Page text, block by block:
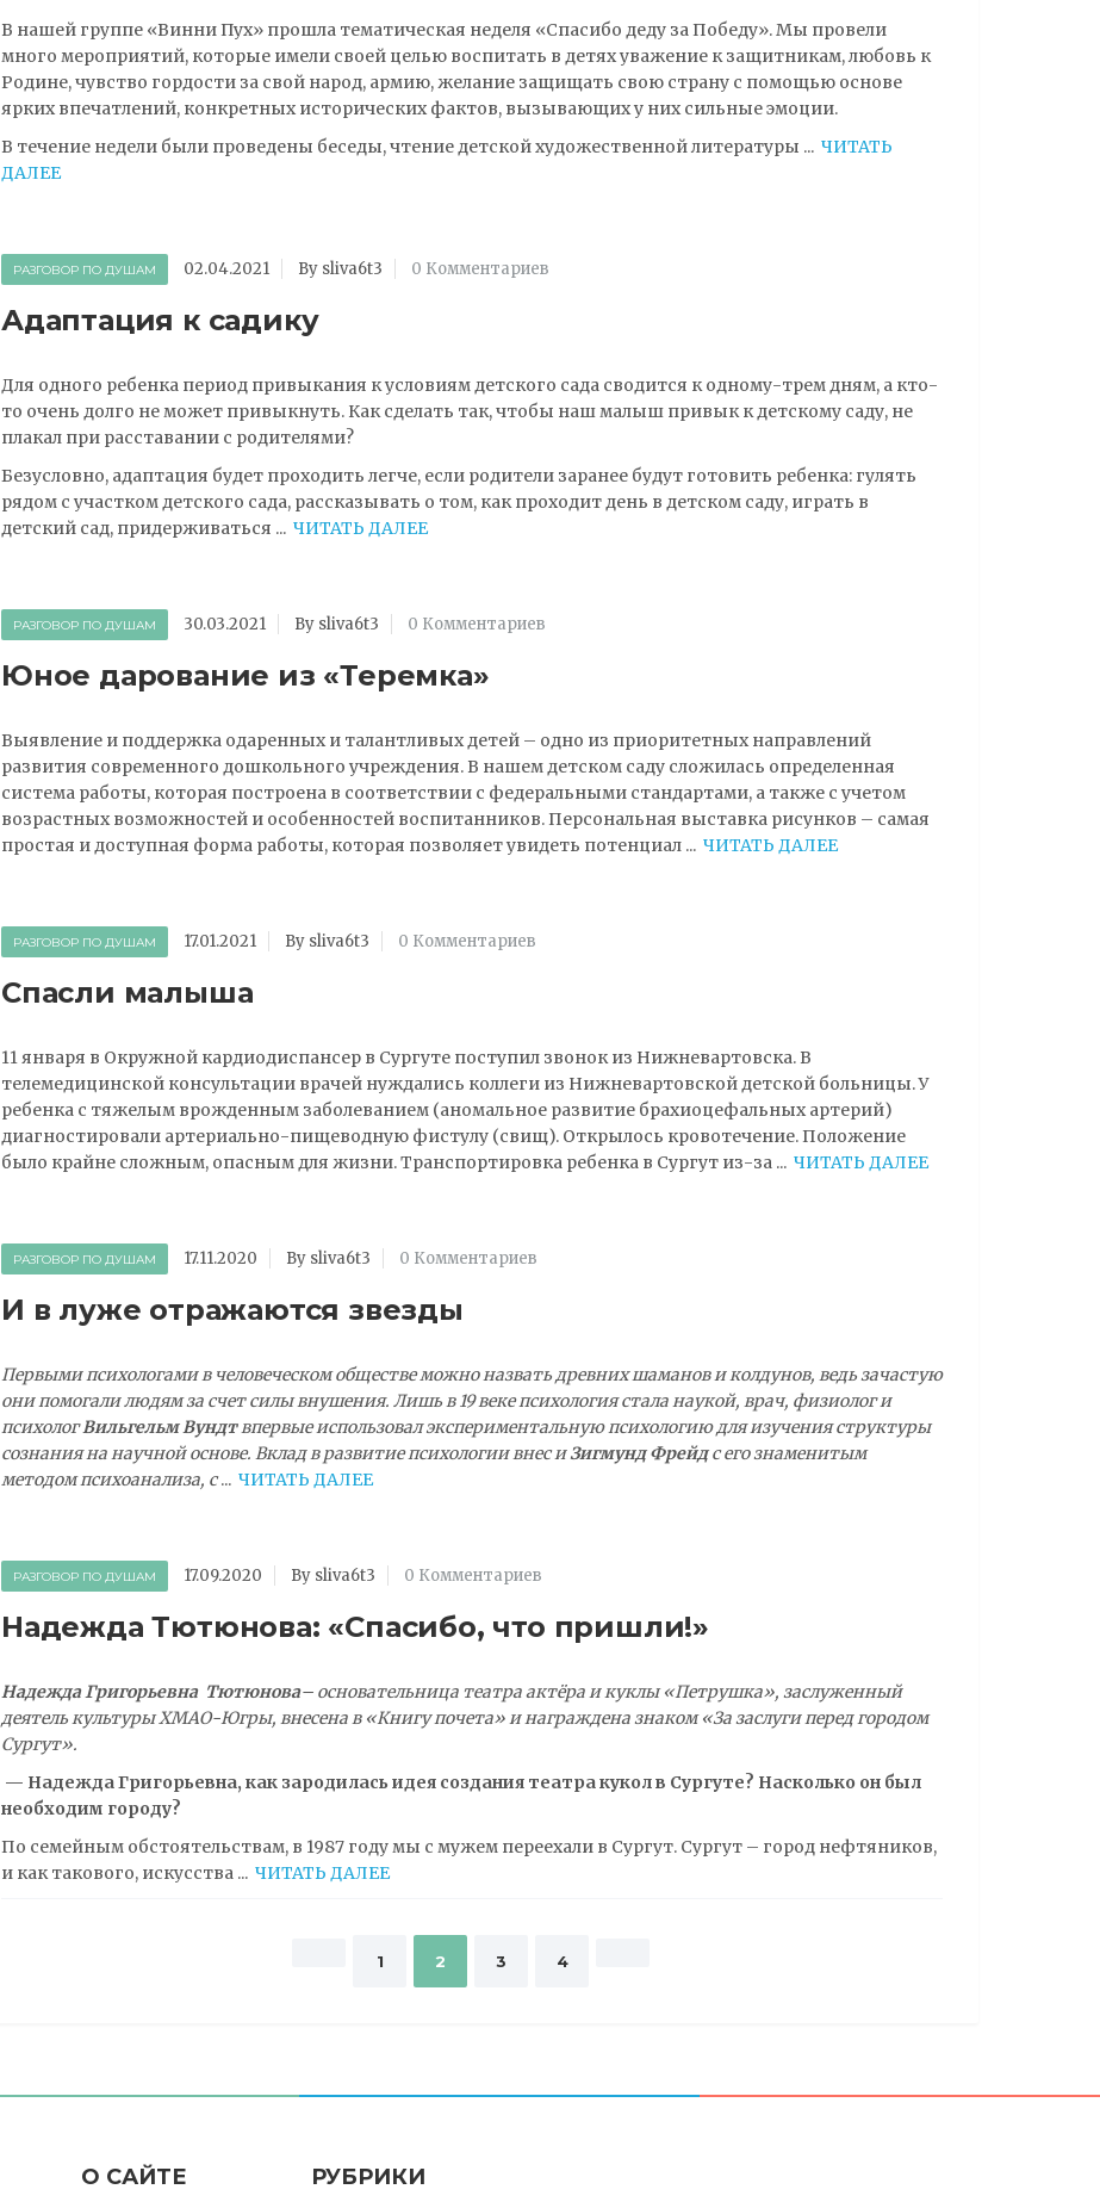
В нашей группе «Винни Пух» прошла тематическая неделя «Спасибо деду за Победу». Мы провели
много мероприятий, которые имели своей целью воспитать в детях уважение к защитникам, любовь к
Родине, чувство гордости за свой народ, армию, желание защищать свою страну с помощью основе
ярких впечатлений, конкретных исторических фактов, вызывающих у них сильные эмоции.
В течение недели были проведены беседы, чтение детской художественной литературы ... ЧИТАТЬ
ДАЛЕЕ
РАЗГОВОР ПО ДУШАМ 02.04.2021 By sliva6t3 0 Комментариев
Адаптация к садику
Для одного ребенка период привыкания к условиям детского сада сводится к одному-трем дням, а кто-
то очень долго не может привыкнуть. Как сделать так, чтобы наш малыш привык к детскому саду, не
плакал при расставании с родителями?
Безусловно, адаптация будет проходить легче, если родители заранее будут готовить ребенка: гулять
рядом с участком детского сада, рассказывать о том, как проходит день в детском саду, играть в
детский сад, придерживаться ... ЧИТАТЬ ДАЛЕЕ
РАЗГОВОР ПО ДУШАМ 30.03.2021 By sliva6t3 0 Комментариев
Юное дарование из «Теремка»
Выявление и поддержка одаренных и талантливых детей – одно из приоритетных направлений
развития современного дошкольного учреждения. В нашем детском саду сложилась определенная
система работы, которая построена в соответствии с федеральными стандартами, а также с учетом
возрастных возможностей и особенностей воспитанников. Персональная выставка рисунков – самая
простая и доступная форма работы, которая позволяет увидеть потенциал ... ЧИТАТЬ ДАЛЕЕ
РАЗГОВОР ПО ДУШАМ 17.01.2021 By sliva6t3 0 Комментариев
Спасли малыша
11 января в Окружной кардиодиспансер в Сургуте поступил звонок из Нижневартовска. В
телемедицинской консультации врачей нуждались коллеги из Нижневартовской детской больницы. У
ребенка с тяжелым врожденным заболеванием (аномальное развитие брахиоцефальных артерий)
диагностировали артериально-пищеводную фистулу (свищ). Открылось кровотечение. Положение
было крайне сложным, опасным для жизни. Транспортировка ребенка в Сургут из-за ... ЧИТАТЬ ДАЛЕЕ
РАЗГОВОР ПО ДУШАМ 17.11.2020 By sliva6t3 0 Комментариев
И в луже отражаются звезды
Первыми психологами в человеческом обществе можно назвать древних шаманов и колдунов, ведь зачастую
они помогали людям за счет силы внушения. Лишь в 19 веке психология стала наукой, врач, физиолог и
психологВильгельм Вундтвпервые использовал экспериментальную психологию для изучения структуры
сознания на научной основе. Вклад в развитие психологии внес иЗигмунд Фрейдс его знаменитым
методом психоанализа, с ... ЧИТАТЬ ДАЛЕЕ
РАЗГОВОР ПО ДУШАМ 17.09.2020 By sliva6t3 0 Комментариев
Надежда Тютюнова: «Спасибо, что пришли!»
Надежда Григорьевна Тютюнова– основательница театра актёра и куклы «Петрушка», заслуженный
деятель культуры ХМАО-Югры, внесена в «Книгу почета» и награждена знаком «За заслуги перед городом
Сургут».
— Надежда Григорьевна, как зародилась идея создания театра кукол в Сургуте? Насколько он был
необходим городу?
По семейным обстоятельствам, в 1987 году мы с мужем переехали в Сургут. Сургут – город нефтяников,
и как такового, искусства ... ЧИТАТЬ ДАЛЕЕ
1 2 3 4
О САЙТЕ РУБРИКИ